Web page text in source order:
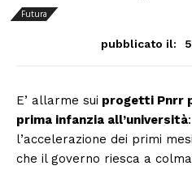
Futura
pubblicato il:
E’ allarme sui progetti Pnrr
prima infanzia all’università
l’accelerazione dei primi
che il governo riesca a